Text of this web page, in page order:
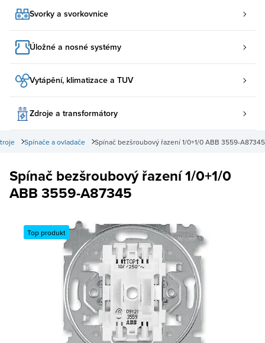
Svorky a svorkovnice
Úložné a nosné systémy
Vytápění, klimatizace a TUV
Zdroje a transformátory
Spínač bezšroubový řazení 1/0+1/0 ABB 3559-A87345
Spínače a ovladače
Spínač bezšroubový řazení 1/0+1/0
ABB 3559-A87345
Top produkt